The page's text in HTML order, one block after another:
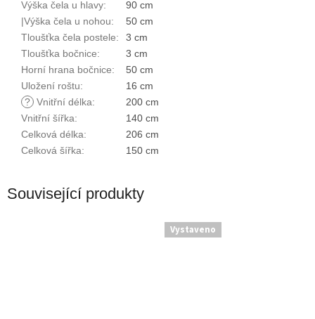
Výška čela u hlavy:
90 cm
|Výška čela u nohou:
50 cm
Tloušťka čela postele:
3 cm
Tloušťka bočnice:
3 cm
Horní hrana bočnice:
50 cm
Uložení roštu:
16 cm
? Vnitřní délka:
200 cm
Vnitřní šířka:
140 cm
Celková délka:
206 cm
Celková šířka: 150 cm
Související produkty
Vystaveno